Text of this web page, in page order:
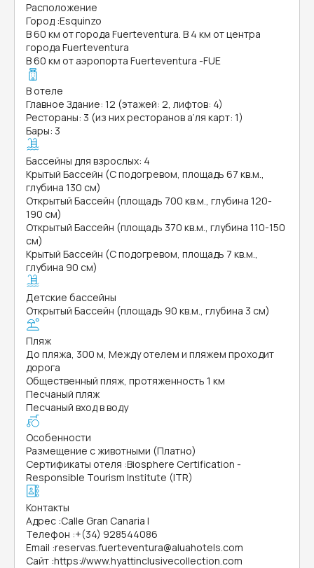
Расположение
Город :Esquinzo
В 60 км от города Fuerteventura. В 4 км от центра
города Fuerteventura
В 60 км от аэропорта Fuerteventura -FUE
В отеле
Главное Здание: 12 (этажей: 2, лифтов: 4)
Рестораны: 3 (из них ресторанов а’ля карт: 1)
Бары: 3
Бассейны для взрослых: 4
Крытый Бассейн (С подогревом, площадь 67 кв.м.,
глубина 130 см)
Открытый Бассейн (площадь 700 кв.м., глубина 120-
190 см)
Открытый Бассейн (площадь 370 кв.м., глубина 110-150
см)
Крытый Бассейн (С подогревом, площадь 7 кв.м.,
глубина 90 см)
Детские бассейны
Открытый Бассейн (площадь 90 кв.м., глубина 3 см)
Пляж
До пляжа, 300 м, Между отелем и пляжем проходит
дорога
Общественный пляж, протяженность 1 км
Песчаный пляж
Песчаный вход в воду
Особенности
Размещение с животными (Платно)
Сертификаты отеля :Biosphere Certification -
Responsible Tourism Institute (ITR)
Контакты
Адрес :Calle Gran Canaria I
Телефон :+(34) 928544086
Email :reservas.fuerteventura@aluahotels.com
Сайт :https://www.hyattinclusivecollection.com